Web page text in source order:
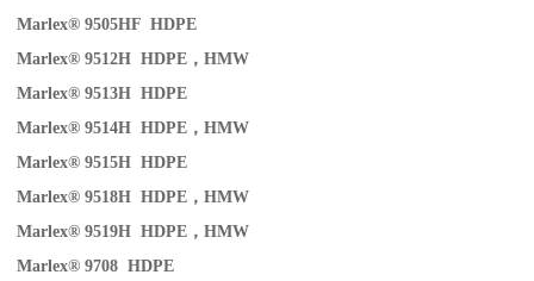
Marlex® 9505HF HDPE
Marlex® 9512H HDPE ，HMW
Marlex® 9513H HDPE
Marlex® 9514H HDPE ，HMW
Marlex® 9515H HDPE
Marlex® 9518H HDPE ，HMW
Marlex® 9519H HDPE ，HMW
Marlex® 9708 HDPE